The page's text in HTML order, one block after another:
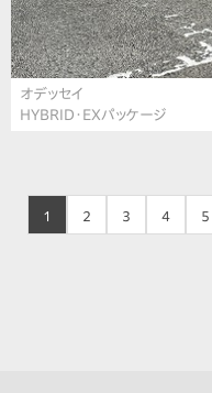
オデッセイ
HYBRID・EXパッケージ
1 2 3 4 5